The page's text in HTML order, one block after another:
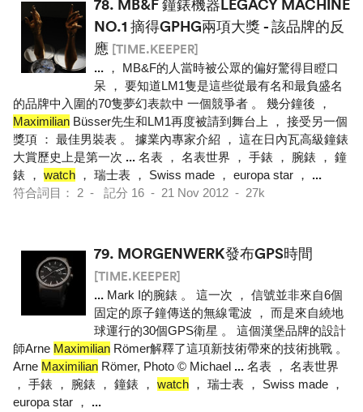
78. MB&F 鐘錶機器LEGACY MACHINE
NO.1 摘得GPHG兩項大獎 - 該品牌的反
應 [TIME.KEEPER]
... ， MB&F的人當時被公眾的偏好驚得目瞪口
呆 ， 要知道LM1隻是這些從最有名和最負盛名
的品牌中入圍的70隻夢幻表款中 一個競爭者 。 幾分鐘後 ，
Maximilian Büsser先生和LM1再度被請到舞台上 ， 接受另一個
獎項 ： 最佳男裝表 。 據業內專家介紹 ， 這在日內瓦高級鐘錶
大賞歷史上是第一次 ... 名表 ， 名表世界 ， 手錶 ， 腕錶 ， 鐘
錶 ， watch ， 瑞士表 ， Swiss made ， europa star ， ...
符合詞目： 2 - 記分 16 - 21 Nov 2012 - 27k
79. MORGENWERK發布GPS時間
[TIME.KEEPER]
... Mark I的腕錶 。 這一次 ， 信號並非來自6個
固定的原子鐘傳送的無線電波 ， 而是來自繞地
球運行的30個GPS衛星 。 這個漢堡品牌的設計
師Arne Maximilian Römer解釋了這項新技術帶來的技術挑戰 。
Arne Maximilian Römer, Photo © Michael ... 名表 ， 名表世界
， 手錶 ， 腕錶 ， 鐘錶 ， watch ， 瑞士表 ， Swiss made ，
europa star ， ...